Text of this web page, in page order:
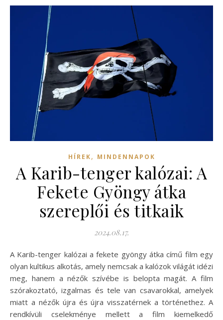
HÍREK, MINDENNAPOK
A Karib-tenger kalózai: A
Fekete Gyöngy átka
szereplői és titkaik
2024.08.17.
A Karib-tenger kalózai a fekete gyöngy átka című film egy
olyan kultikus alkotás, amely nemcsak a kalózok világát idézi
meg, hanem a nézők szívébe is belopta magát. A film
szórakoztató, izgalmas és tele van csavarokkal, amelyek
miatt a nézők újra és újra visszatérnek a történethez. A
rendkívüli cselekménye mellett a film kiemelkedő